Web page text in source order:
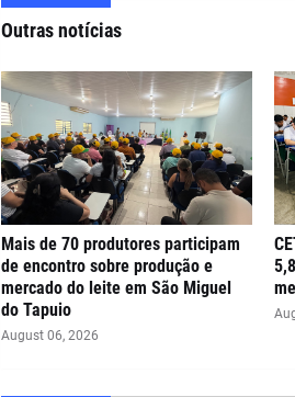
Outras notícias
Mais de 70 produtores participam
de encontro sobre produção e
mercado do leite em São Miguel
do Tapuio
August 06, 2026